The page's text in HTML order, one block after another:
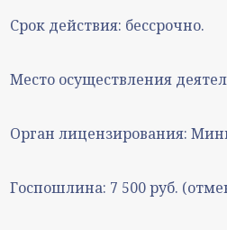
Срок действия: бессрочно.
Место осуществления
Орган лицензирования:
Госпошлина: 7 500 руб.